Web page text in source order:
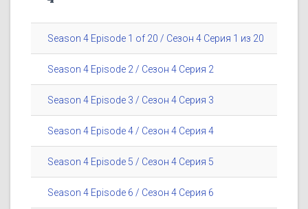
Season 4 Episode 1 of 20 / Сезон 4 Серия 1 из 20
Season 4 Episode 2 / Сезон 4 Серия 2
Season 4 Episode 3 / Сезон 4 Серия 3
Season 4 Episode 4 / Сезон 4 Серия 4
Season 4 Episode 5 / Сезон 4 Серия 5
Season 4 Episode 6 / Сезон 4 Серия 6